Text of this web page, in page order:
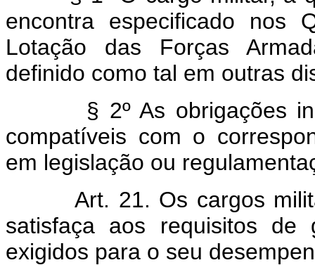
encontra especificado nos
Lotação das Forças
definido como tal em outras
§ 2º As obrigações
compatíveis com o
em legislação ou
Art. 21. Os cargos
satisfaça aos requisitos de
exigidos para o seu